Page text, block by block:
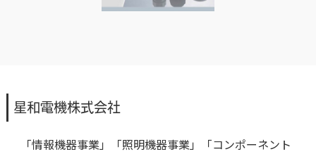
星和電機株式会社
「情報機器事業」「照明機器事業」「コンポーネント